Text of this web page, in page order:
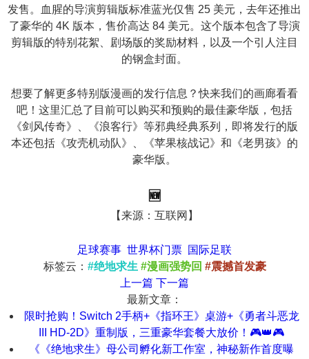
发售。血腥的导演剪辑版标准蓝光仅售 25 美元，去年还推出
了豪华的 4K 版本，售价高达 84 美元。这个版本包含了导演
剪辑版的特别花絮、剧场版的奖励材料，以及一个引人注目
的钢盒封面。
想要了解更多特别版漫画的发行信息？快来我们的画廊看看
吧！这里汇总了目前可以购买和预购的最佳豪华版，包括
《剑风传奇》、《浪客行》等邪典经典系列，即将发行的版
本还包括《攻壳机动队》、《苹果核战记》和《老男孩》的
豪华版。
🆕
【来源：互联网】
足球赛事 世界杯门票 国际足联
标签云： #绝地求生 #漫画强势回 #震撼首发豪
上一篇 下一篇
最新文章：
限时抢购！Switch 2手柄+《指环王》桌游+《勇者斗恶龙
III HD-2D》重制版，三重豪华套餐大放价！🎮👑🎮
《《绝地求生》母公司孵化新工作室，神秘新作首度曝